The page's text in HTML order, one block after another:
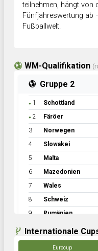
teilnehmen, hängt von
Fünfjahreswertung ab
Fußballwelt.
WM-Qualifikation
Gruppe 2
● 1 Schottland
● 2 Färöer
3 Norwegen
4 Slowakei
5 Malta
6 Mazedonien
7 Wales
8 Schweiz
9 Rumänien
Internationale
Eurocup